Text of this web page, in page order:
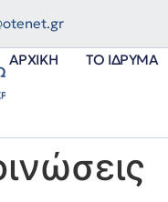
ΑΡΧΙΚΉ ΤΟ ΊΔΡΥΜΑ